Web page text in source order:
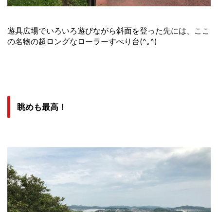
遊具広場でいろいろ遊びながら斜面を登った先には、ここ
の名物の超ロングなローラーすべり台(^｡^)
眺めも最高！